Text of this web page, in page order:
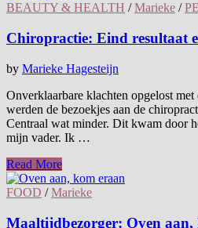
BEAUTY & HEALTH /Marieke /
Chiropractie: Eind resultaat
by Marieke Hagesteijn
Onverklaarbare klachten opgelost
werden de bezoekjes aan de
Centraal wat minder. Dit kwam door
mijn vader. Ik …
Read More
FOOD /Marieke
Maaltijdbezorger: Oven aan,